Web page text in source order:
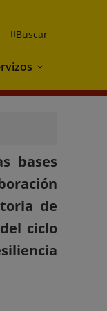
Buscar
Servizos
bases
de
ciclo